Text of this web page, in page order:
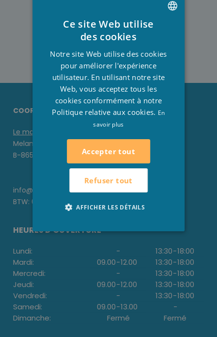
COORDONNÉES STESHA
Le magasin
Melanedreef 6 D
B-8650 Houthulst
info@stesha.be
BTW: 0476.673.440
HEURES D'OUVERTURE
Lundi: - 13:30-18:00
Mardi:
09.00-12.00 13:30-18:00
Mercredi:
- 13:30-18:00
Jeudi:
09.00-12.00 13:30-18:00
Vendredi:
- 13:30-18:00
Samedi:
09.00-13.00
-
Dimanche:
Fermé Fermé
ENGLISH
Ce site Web utilise
des cookies
Notre site Web utilise des cookies
pour améliorer l'expérience
utilisateur. En utilisant notre site
Web, vous acceptez tous les
cookies conformément à notre
Politique relative aux cookies. En
savoir plus
Accepter tout
Refuser tout
AFFICHER LES DÉTAILS